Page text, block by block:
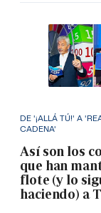
DE '¡ALLÁ TÚ!' A
CADENA'
Así son los
que han
flote (y lo
haciendo) a